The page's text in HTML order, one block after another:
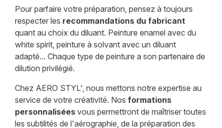
Pour parfaire votre préparation, pensez à toujours
respecter les recommandations du fabricant
quant au choix du diluant. Peinture enamel avec du
white spirit, peinture à solvant avec un diluant
adapté... Chaque type de peinture a son partenaire de
dilution privilégié.
Chez AERO STYL', nous mettons notre expertise au
service de votre créativité. Nos formations
personnaliséesvous permettront de maîtriser toutes
les subtilités de l'aérographie, de la préparation des